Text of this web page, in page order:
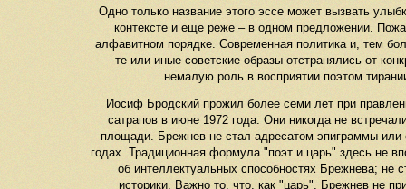
Одно только название этого эссе может вызвать
контексте и еще реже – в одном предложении.
алфавитном порядке. Современная политика и, тем
те или иные советские образы отстранялись от
немалую роль в восприятии поэтом
Иосиф Бродский прожил более семи лет при
сатрапов в июне 1972 года. Они никогда не
площади. Брежнев не стал адресатом эпиграммы
годах. Традиционная формула "поэт и царь" здесь не
об интеллектуальных способностях Брежнева; не
историки. Важно то, что, как "царь", Брежнев не